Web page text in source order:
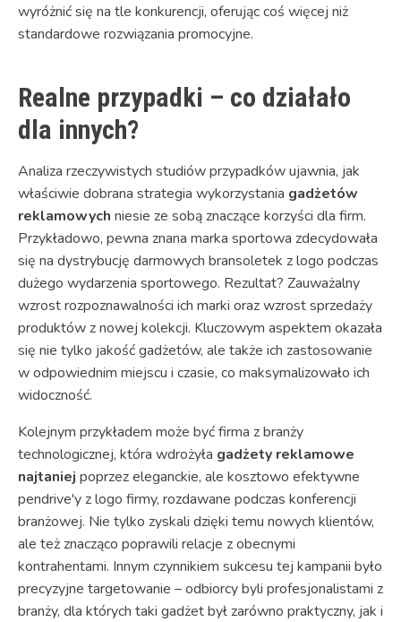
wyróżnić się na tle konkurencji, oferując coś więcej niż
standardowe rozwiązania promocyjne.
Realne przypadki – co działało
dla innych?
Analiza rzeczywistych studiów przypadków ujawnia, jak
właściwie dobrana strategia wykorzystania gadżetów
reklamowych niesie ze sobą znaczące korzyści dla firm.
Przykładowo, pewna znana marka sportowa zdecydowała
się na dystrybucję darmowych bransoletek z logo podczas
dużego wydarzenia sportowego. Rezultat? Zauważalny
wzrost rozpoznawalności ich marki oraz wzrost sprzedaży
produktów z nowej kolekcji. Kluczowym aspektem okazała
się nie tylko jakość gadżetów, ale także ich zastosowanie
w odpowiednim miejscu i czasie, co maksymalizowało ich
widoczność.
Kolejnym przykładem może być firma z branży
technologicznej, która wdrożyła gadżety reklamowe
najtaniej poprzez eleganckie, ale kosztowo efektywne
pendrive'y z logo firmy, rozdawane podczas konferencji
branżowej. Nie tylko zyskali dzięki temu nowych klientów,
ale też znacząco poprawili relacje z obecnymi
kontrahentami. Innym czynnikiem sukcesu tej kampanii było
precyzyjne targetowanie – odbiorcy byli profesjonalistami z
branży, dla których taki gadżet był zarówno praktyczny, jak i